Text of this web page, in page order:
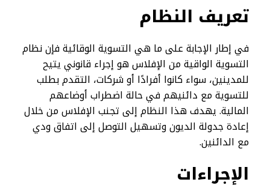
تعريف النظام
في إطار الإجابة على ما هي التسوية الوقائية فإن نظام
التسوية الواقية من الإفلاس هو إجراء قانوني يتيح
للمدينين، سواء كانوا أفرادًا أو شركات، التقدم بطلب
للتسوية مع دائنيهم في حالة اضطراب أوضاعهم
المالية. يهدف هذا النظام إلى تجنب الإفلاس من خلال
إعادة جدولة الديون وتسهيل التوصل إلى اتفاق ودي
مع الدائنين.
الإجراءات